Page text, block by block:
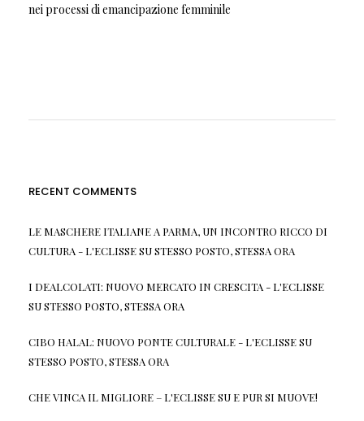
nei processi di emancipazione femminile
RECENT COMMENTS
LE MASCHERE ITALIANE A PARMA, UN INCONTRO RICCO DI
CULTURA - L'ECLISSESUSTESSO POSTO, STESSA ORA
I DEALCOLATI: NUOVO MERCATO IN CRESCITA - L'ECLISSE
SUSTESSO POSTO, STESSA ORA
CIBO HALAL: NUOVO PONTE CULTURALE - L'ECLISSESU
STESSO POSTO, STESSA ORA
CHE VINCA IL MIGLIORE – L'ECLISSESU E PUR SI MUOVE!